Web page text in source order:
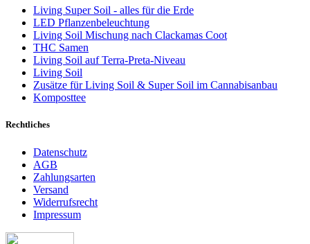
Living Super Soil - alles für die Erde
LED Pflanzenbeleuchtung
Living Soil Mischung nach Clackamas Coot
THC Samen
Living Soil auf Terra-Preta-Niveau
Living Soil
Zusätze für Living Soil & Super Soil im Cannabisanbau
Komposttee
Rechtliches
Datenschutz
AGB
Zahlungsarten
Versand
Widerrufsrecht
Impressum